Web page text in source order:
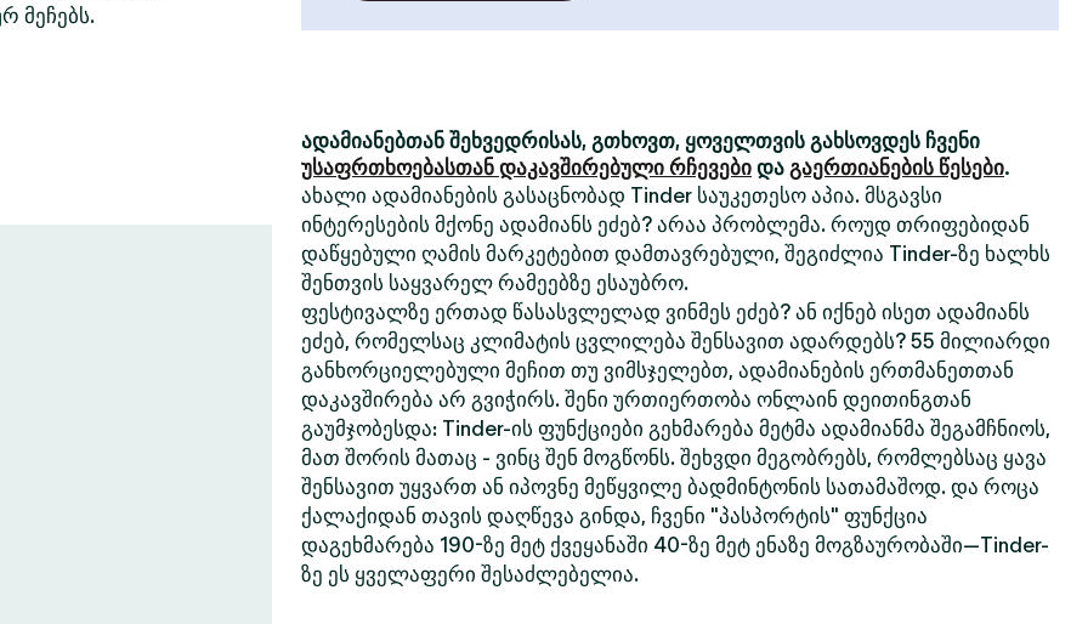
მეჩებს.
ადამიანებთან შეხვედრისას, გთხოვთ, ყოველთვის გახსოვდეს ჩვენი
უსაფრთხოებასთან დაკავშირებული რჩევები და გაერთიანების წესები.
ახალი ადამიანების გასაცნობად Tinder საუკეთესო აპია. მსგავსი
ინტერესების მქონე ადამიანს ეძებ? არაა პრობლემა. როუდ თრიფებიდან
დაწყებული ღამის მარკეტებით დამთავრებული, შეგიძლია Tinder-ზე ხალხს
შენთვის საყვარელ რამეებზე ესაუბრო.
ფესტივალზე ერთად წასასვლელად ვინმეს ეძებ? ან იქნებ ისეთ ადამიანს
ეძებ, რომელსაც კლიმატის ცვლილება შენსავით ადარდებს? 55 მილიარდი
განხორციელებული მეჩით თუ ვიმსჯელებთ, ადამიანების ერთმანეთთან
დაკავშირება არ გვიჭირს. შენი ურთიერთობა ონლაინ დეითინგთან
გაუმჯობესდა: Tinder-ის ფუნქციები გეხმარება მეტმა ადამიანმა შეგამჩნიოს,
მათ შორის მათაც - ვინც შენ მოგწონს. შეხვდი მეგობრებს, რომლებსაც ყავა
შენსავით უყვართ ან იპოვნე მეწყვილე ბადმინტონის სათამაშოდ. და როცა
ქალაქიდან თავის დაღწევა გინდა, ჩვენი "პასპორტის" ფუნქცია
დაგეხმარება 190-ზე მეტ ქვეყანაში 40-ზე მეტ ენაზე მოგზაურობაში—Tinder-
ზე ეს ყველაფერი შესაძლებელია.